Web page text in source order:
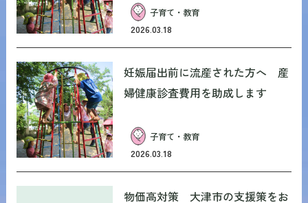
子育て・教育
2026.03.18
妊娠届出前に流産された方へ 産
婦健康診査費用を助成します
子育て・教育
2026.03.18
物価高対策 大津市の支援策をお